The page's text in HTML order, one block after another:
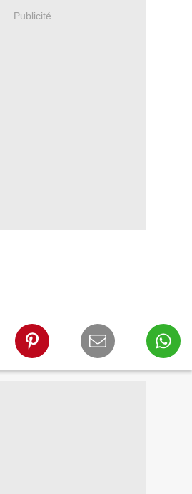
Publicité